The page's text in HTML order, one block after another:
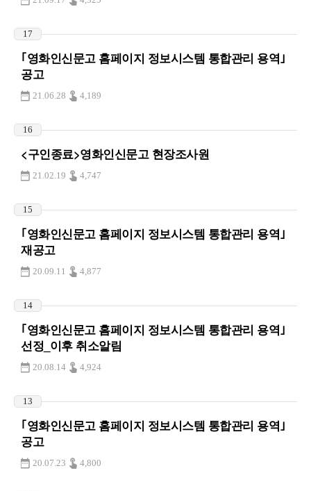
17
｢영화인신문고 홈페이지 정보시스템 통합관리 용역｣
공고
21.06.28 4,189
16
<구인종료>영화인신문고 현장조사원
21.02.19 4,747
15
｢영화인신문고 홈페이지 정보시스템 통합관리 용역｣
재공고
20.09.11 4,877
14
｢영화인신문고 홈페이지 정보시스템 통합관리 용역｣
선정_이후 취소알림
20.08.14 4,924
13
｢영화인신문고 홈페이지 정보시스템 통합관리 용역｣
공고
20.07.23 4,800